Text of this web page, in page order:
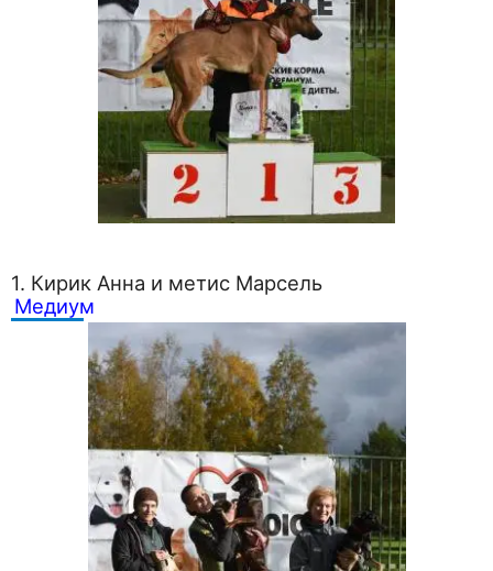
1. Кирик Анна и метис Марсель
Медиум